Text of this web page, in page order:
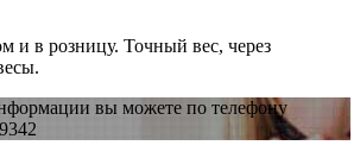
и в розницу. Точный вес, через
вы можете по телефону